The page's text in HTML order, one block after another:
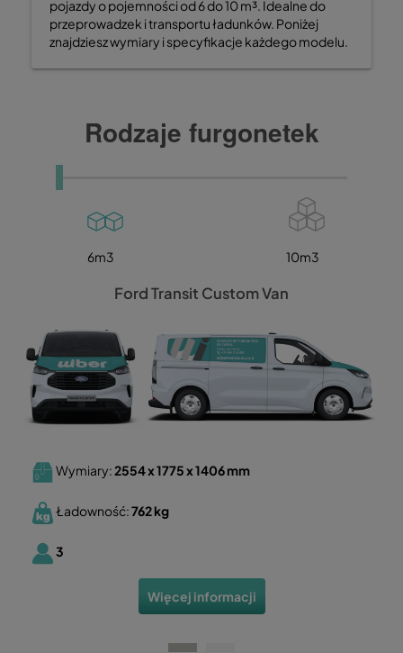
pojazdy o pojemności od 6 do 10 m³. Idealne do
przeprowadzek i transportu ładunków. Poniżej
znajdziesz wymiary i specyfikacje każdego modelu.
Rodzaje furgonetek
6m3 10m3
Ford Transit Custom Van
Wymiary:2554 x 1775 x 1406mm
Ładowność:762 kg
3
Więcej informacji